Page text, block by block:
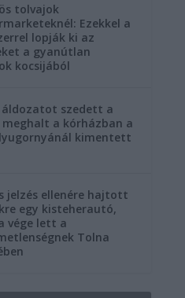
tolvajok
Ezekkel a
lopják ki az
a gyanútlan
kocsijából
áldozatot szedett a
meghalt a kórházban a
kimentett
jelzés ellenére hajtott
egy kisteherautó,
vége lett a
Tolna